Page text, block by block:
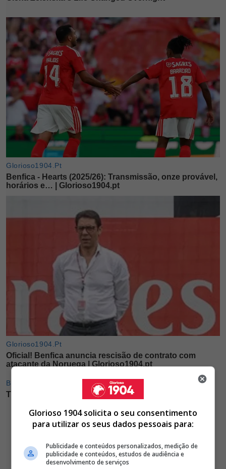
Glorioso 1904 solicita o seu consentimento
para utilizar os seus dados pessoais para:
Publicidade e conteúdos personalizados, medição de
publicidade e conteúdos, estudos de audiência e
desenvolvimento de serviços